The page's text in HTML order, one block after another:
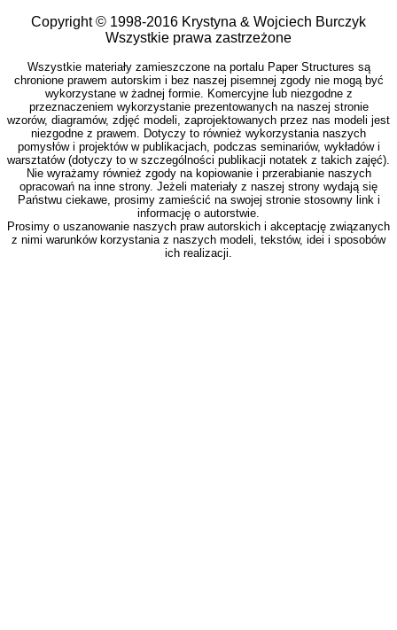
Copyright © 1998-2016 Krystyna & Wojciech Burczyk
Wszystkie prawa zastrzeżone
Wszystkie materiały zamieszczone na portalu Paper Structures są
chronione prawem autorskim i bez naszej pisemnej zgody nie mogą być
wykorzystane w żadnej formie. Komercyjne lub niezgodne z
przeznaczeniem wykorzystanie prezentowanych na naszej stronie
wzorów, diagramów, zdjęć modeli, zaprojektowanych przez nas modeli jest
niezgodne z prawem. Dotyczy to również wykorzystania naszych
pomysłów i projektów w publikacjach, podczas seminariów, wykładów i
warsztatów (dotyczy to w szczególności publikacji notatek z takich zajęć).
Nie wyrażamy również zgody na kopiowanie i przerabianie naszych
opracowań na inne strony. Jeżeli materiały z naszej strony wydają się
Państwu ciekawe, prosimy zamieścić na swojej stronie stosowny link i
informację o autorstwie.
Prosimy o uszanowanie naszych praw autorskich i akceptację związanych
z nimi warunków korzystania z naszych modeli, tekstów, idei i sposobów
ich realizacji.